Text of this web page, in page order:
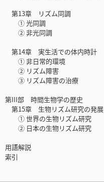
第13章 リズム同調
① 光同調
② 非光同調
第14章 実生活での体内時計
① 非日常的環境
② リズム障害
③ リズム障害の治療
第III部 時間生物学の歴史
第15章 生物リズム研究の発展
① 世界の生物リズム研究
② 日本の生物リズム研究
用語解説
索引